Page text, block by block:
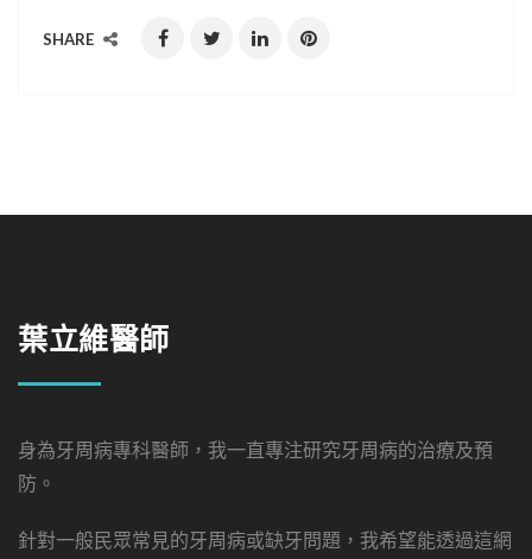
SHARE
葉立維醫師
身為牙周病專科醫師，我一直專注研究牙周病的治療及預
防。
針對一般民眾常見的牙周病或缺牙問題，我希望能透過這網